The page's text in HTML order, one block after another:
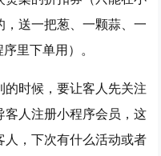
送一把葱、一颗蒜、一
里下单用）。
时候，要让客人先关注
人注册小程序会员，这
，下次有什么活动或者